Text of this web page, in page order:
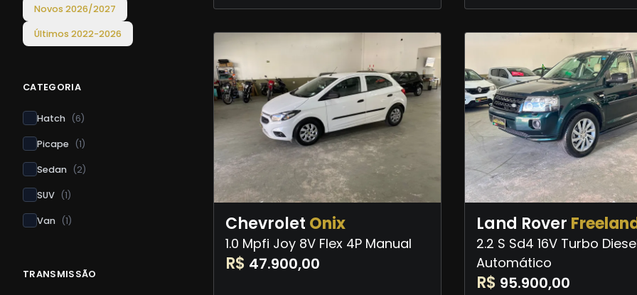
Novos 2026/2027
Últimos 2022-2026
CATEGORIA
Hatch (6)
Picape (1)
Sedan (2)
SUV (1)
Van (1)
TRANSMISSÃO
Chevrolet Onix
1.0 Mpfi Joy 8V Flex 4P Manual
R$ 47.900,00
Land Rover
2.2 S Sd4 16V Turbo
Automático
R$ 95.900,00